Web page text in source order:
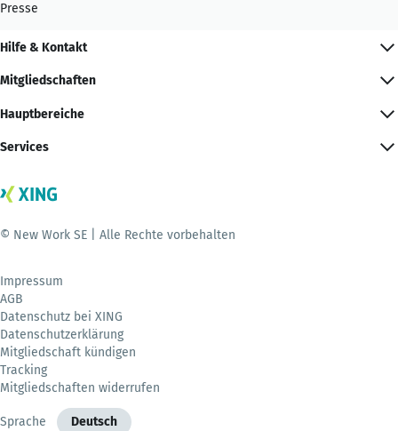
Presse
Hilfe & Kontakt
Mitgliedschaften
Hauptbereiche
Services
© New Work SE | Alle Rechte vorbehalten
Impressum
AGB
Datenschutz bei XING
Datenschutzerklärung
Mitgliedschaft kündigen
Tracking
Mitgliedschaften widerrufen
Sprache Deutsch